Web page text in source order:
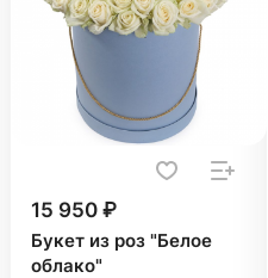
15 950 ₽
Букет из роз "Белое
облако"